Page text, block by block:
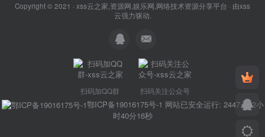
Copyright © 2021 · xss云之家,资源网,娱乐网,网络技术资源分享平台 · 由xss
云强力驱动.
扫码加QQ群 扫码关注公众号
鄂ICP备19016175号-1 网站已安全运行: 2447天22小
时40分16秒